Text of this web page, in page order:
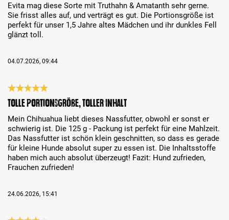
Evita mag diese Sorte mit Truthahn & Amatanth sehr gerne.
Sie frisst alles auf, und verträgt es gut. Die Portionsgröße ist
perfekt für unser 1,5 Jahre altes Mädchen und ihr dunkles Fell
glänzt toll.
04.07.2026, 09:44
Review with rating of 5 out of 5 stars
Tolle Portionsgröße, toller Inhalt
Mein Chihuahua liebt dieses Nassfutter, obwohl er sonst er
schwierig ist. Die 125 g - Packung ist perfekt für eine Mahlzeit.
Das Nassfutter ist schön klein geschnitten, so dass es gerade
für kleine Hunde absolut super zu essen ist. Die Inhaltsstoffe
haben mich auch absolut überzeugt! Fazit: Hund zufrieden,
Frauchen zufrieden!
24.06.2026, 15:41